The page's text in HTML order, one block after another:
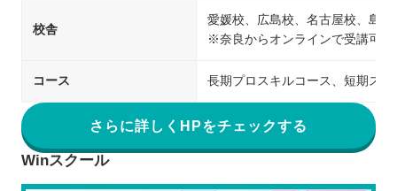
校舎
愛媛校、広島校、名古屋校、島根
※奈良からオンラインで受講可能
コース 長期プロスキルコース、短期ス
さらに詳しくHPをチェックする
Winスクール